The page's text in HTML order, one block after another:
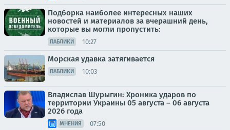
Подборка наиболее интересных наших
новостей и материалов за вчерашний день,
которые вы могли пропустить:
ПАБЛИКИ 10:27
Морская удавка затягивается
ПАБЛИКИ 10:03
Владислав Шурыгин: Хроника ударов по
территории Украины 05 августа – 06 августа
2026 года
МНЕНИЯ 07:50